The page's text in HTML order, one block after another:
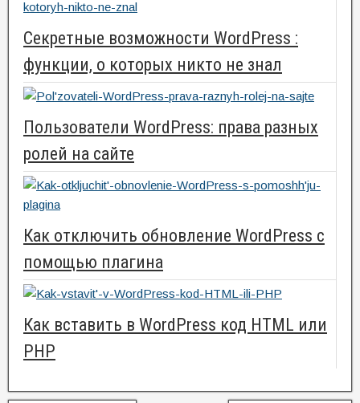
Секретные возможности WordPress :
функции, о которых никто не знал
Пользователи WordPress: права разных
ролей на сайте
Как отключить обновление WordPress с
помощью плагина
Как вставить в WordPress код HTML или
PHP